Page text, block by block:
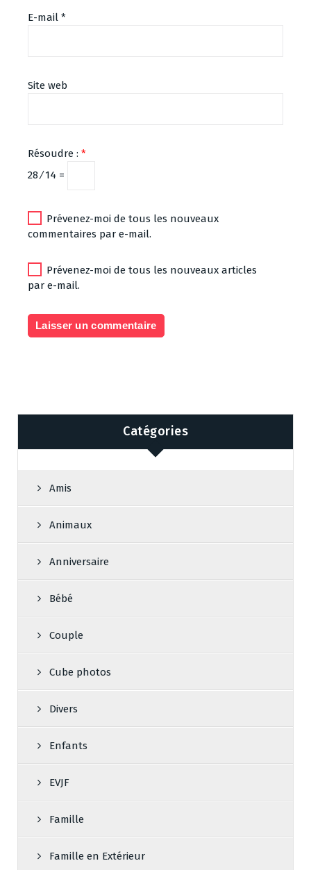
E-mail *
Site web
Résoudre : *
28 ⁄ 14 =
Prévenez-moi de tous les nouveaux
commentaires par e-mail.
Prévenez-moi de tous les nouveaux articles
par e-mail.
Catégories
Amis
Animaux
Anniversaire
Bébé
Couple
Cube photos
Divers
Enfants
EVJF
Famille
Famille en Extérieur